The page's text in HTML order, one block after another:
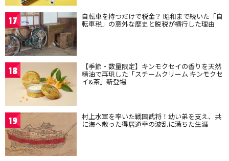
17 自転車を持つだけで税金？ 昭和まで続いた「自
転車税」の意外な歴史と脱税が横行した理由
18 【季節・数量限定】キンモクセイの香りを天然
精油で再現した「スチームクリーム キンモクセ
イ&茶」新登場
19 村上水軍を率いた戦国武将！幼い弟を支え、共
に海へ散った得居通幸の波乱に満ちた生涯